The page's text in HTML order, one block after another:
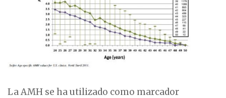
La AMH se ha utilizado como marcador